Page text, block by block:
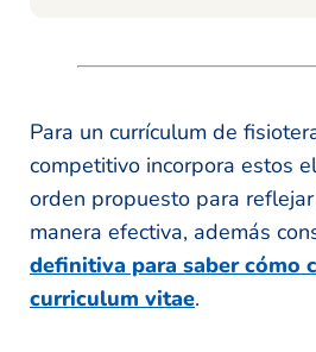
Para un currículum de
competitivo incorpora estos
orden propuesto para
manera efectiva, además
definitiva para saber cómo
curriculum vitae.